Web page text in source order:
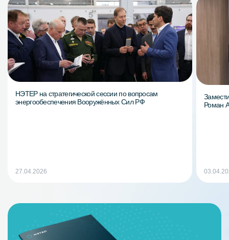
НЭТЕР на стратегической сессии по вопросам
энергообеспечения Вооружённых Сил РФ
27.04.2026
Роман